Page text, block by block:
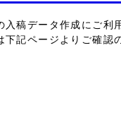
入稿データ作成にご利
下記ページよりご確認